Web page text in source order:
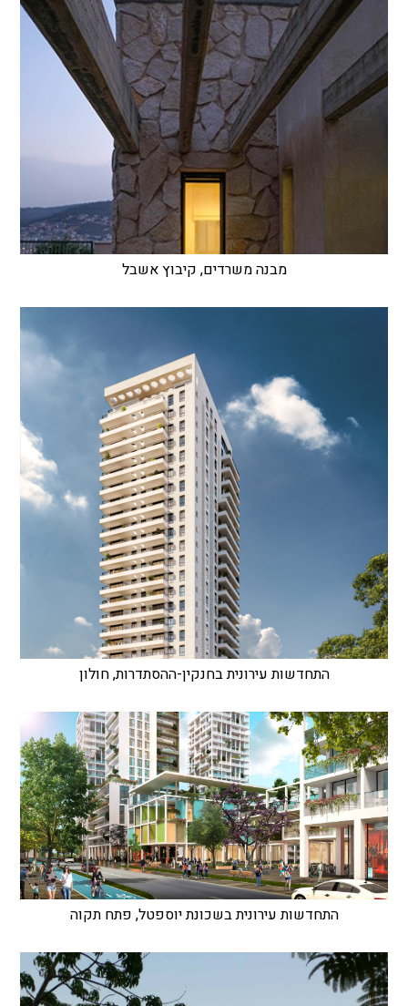
מבנה משרדים, קיבוץ אשבל
התחדשות עירונית בחנקין-ההסתדרות, חולון
התחדשות עירונית בשכונת יוספטל, פתח תקוה